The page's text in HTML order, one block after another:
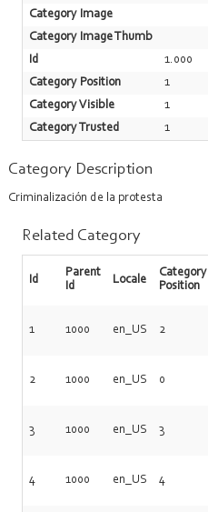
Category Image
Category Image Thumb
Id
1.000
Category Position
1
Category Visible
1
Category Trusted
1
Category Description
Criminalización de la protesta
Related Category
Id
Parent
Id
Locale
Category
Position
1 1000 en_US 2
2 1000 en_US 0
3 1000 en_US 3
4 1000 en_US 4